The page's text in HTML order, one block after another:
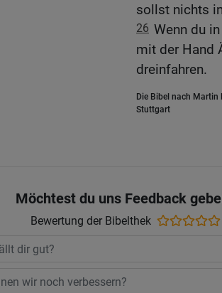
sollst nichts
26 Wenn du
mit der Hand
dreinfahren.
Die Bibel nach Martin
Stuttgart
Möchtest du uns Feedback
Bewertung der Bibelthek